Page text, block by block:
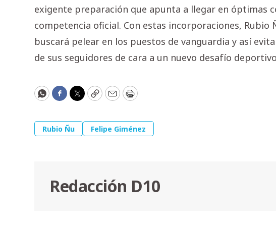
exigente preparación que apunta a llegar en óptimas
competencia oficial. Con estas incorporaciones, Rubio
buscará pelear en los puestos de vanguardia y así
de sus seguidores de cara a un nuevo desafío
WhatsApp
Facebook
Twitter
CopyEmailPrint
Rubio Ñu Felipe Giménez
Redacción D10